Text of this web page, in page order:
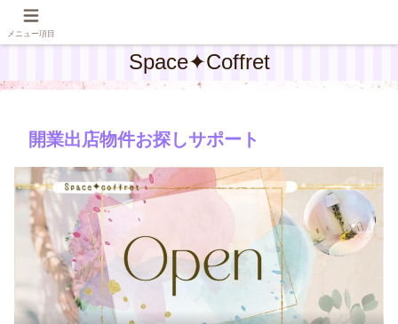
Space✦Coffret
開業出店物件お探しサポート
メニュー項目